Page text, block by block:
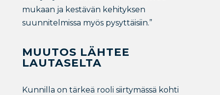
mukaan ja kestävän kehityksen
suunnitelmissa myös pysyttäisiin.”
MUUTOS LÄHTEE
LAUTASELTA
Kunnilla on tärkeä rooli siirtymässä kohti